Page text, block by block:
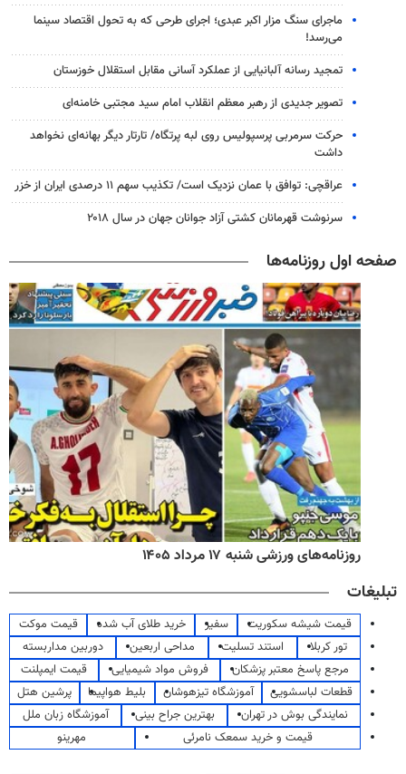
ماجرای سنگ مزار اکبر عبدی؛ اجرای طرحی که به تحول اقتصاد سینما
می‌رسد!
تمجید رسانه آلبانیایی از عملکرد آسانی مقابل استقلال خوزستان
تصویر جدیدی از رهبر معظم انقلاب امام سید مجتبی خامنه‌ای
حرکت سرمربی پرسپولیس روی لبه پرتگاه/ تارتار دیگر بهانه‌ای نخواهد
داشت
عراقچی: توافق با عمان نزدیک است/ تکذیب سهم ۱۱ درصدی ایران از خزر
سرنوشت قهرمانان کشتی آزاد جوانان جهان در سال ۲۰۱۸
صفحه اول روزنامه‌ها
روزنامه‌های ورزشی شنبه ۱۷ مرداد ۱۴۰۵
تبلیغات
قیمت شیشه سکوریت سفیر خرید طلای آب شده
قیمت موکت
تور کربلا
استند تسلیت مداحی اربعین
دوربین مداربسته
مرجع پاسخ معتبر پزشکان
فروش مواد شیمیایی
قیمت ایمپلنت
قطعات لباسشویی
آموزشگاه تیزهوشان بلیط هواپیما
پرشین هتل
نمایندگی بوش در تهران
بهترین جراح بینی
آموزشگاه زبان ملل
قیمت و خرید سمعک نامرئی
مهرینو